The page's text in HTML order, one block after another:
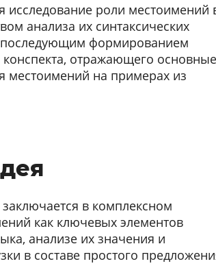
исследование роли местоимений
анализа их синтаксических
последующим формированием
конспекта, отражающего основные
местоимений на примерах из
в комплексном
как ключевых элементов
анализе их значения и
в составе простого